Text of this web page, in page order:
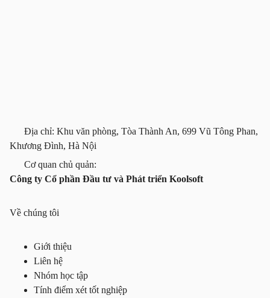
Địa chỉ: Khu văn phòng, Tòa Thành An, 699 Vũ Tông Phan,
Khương Đình, Hà Nội
Cơ quan chủ quản:
Công ty Cổ phần Đầu tư và Phát triển Koolsoft
Về chúng tôi
Giới thiệu
Liên hệ
Nhóm học tập
Tính điểm xét tốt nghiệp